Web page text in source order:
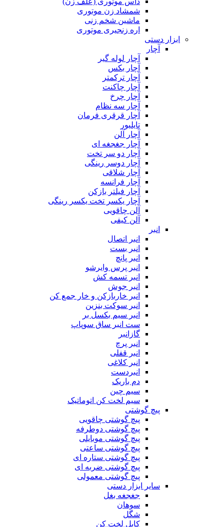
شمشاد زن موتوری
ماشین شخم زنی
اره زنجیری موتوری
ابزار دستی
آچار
آچار لوله گیر
آچار بکس
آچار ترکمتر
آچار چاکنت
آچار چرخ
آچار سه نظام
آچار قرقری فرمان
تایلیور
آچار آلن
آچار جغجغه ای
آچار دو سر تخت
آچار دوسر رینگی
آچار شلاقی
آچار فرانسه
آچار فیلتر بازکن
آچار یکسر تخت یکسر رینگی
آلن چاقویی
آلن کیفی
انبر
انبر اتصال
انبر بست
انبر پانچ
انبر پرس وایرشو
انبر تسمه کش
انبر جوش
انبر خاربازکن و خار جمع کن
انبر سوکت بنزین
انبر سیم بکسل بر
ست انبر ساق سوپاپ
گازانبر
انبر پرچ
انبر قفلی
انبر کلاغی
انبردست
دم باریک
سیم چین
سیم لخت کن اتوماتیک
پیچ گوشتی
پیچ گوشتی چاقویی
پیچ گوشتی دوطرفه
پیچ گوشتی موبایلی
پیچ گوشتی ساعتی
پیچ گوشتی ستاره ای
پیچ گوشتی ضربه ای
پیچ گوشتی معمولی
سایر ابزار دستی
جغجغه بغل
سوهان
شگل
کابل لخت کن